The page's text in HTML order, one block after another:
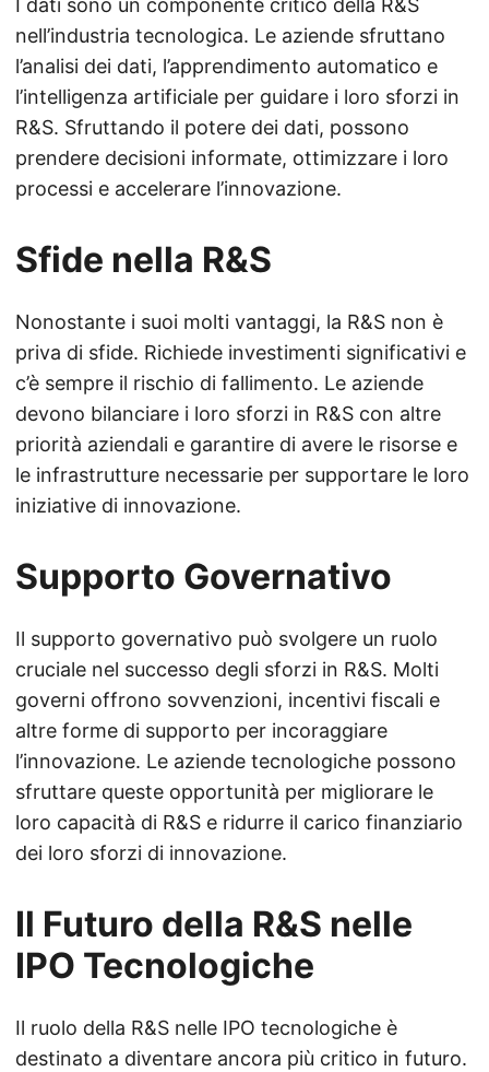
I dati sono un componente critico della R&S
nell’industria tecnologica. Le aziende sfruttano
l’analisi dei dati, l’apprendimento automatico e
l’intelligenza artificiale per guidare i loro sforzi in
R&S. Sfruttando il potere dei dati, possono
prendere decisioni informate, ottimizzare i loro
processi e accelerare l’innovazione.
Sfide nella R&S
Nonostante i suoi molti vantaggi, la R&S non è
priva di sfide. Richiede investimenti significativi e
c’è sempre il rischio di fallimento. Le aziende
devono bilanciare i loro sforzi in R&S con altre
priorità aziendali e garantire di avere le risorse e
le infrastrutture necessarie per supportare le loro
iniziative di innovazione.
Supporto Governativo
Il supporto governativo può svolgere un ruolo
cruciale nel successo degli sforzi in R&S. Molti
governi offrono sovvenzioni, incentivi fiscali e
altre forme di supporto per incoraggiare
l’innovazione. Le aziende tecnologiche possono
sfruttare queste opportunità per migliorare le
loro capacità di R&S e ridurre il carico finanziario
dei loro sforzi di innovazione.
Il Futuro della R&S nelle
IPO Tecnologiche
Il ruolo della R&S nelle IPO tecnologiche è
destinato a diventare ancora più critico in futuro.